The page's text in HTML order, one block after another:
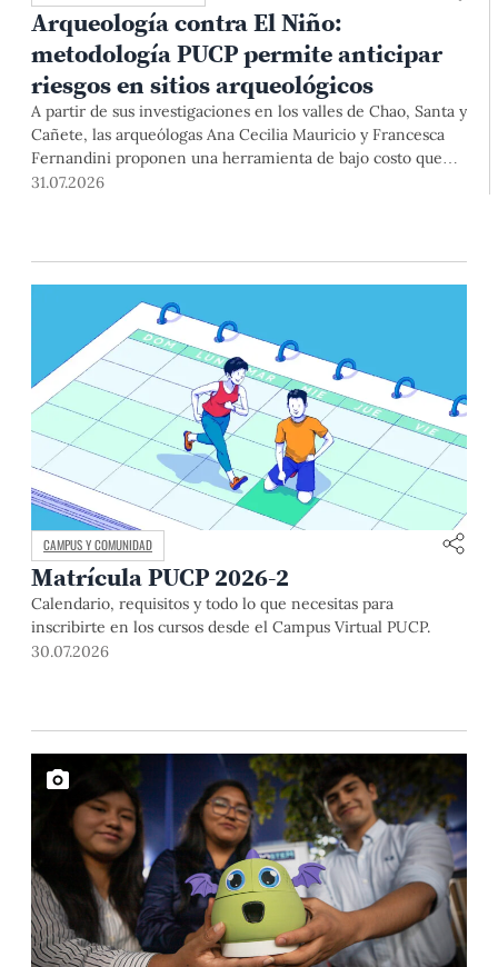
Arqueología contra El Niño:
metodología PUCP permite anticipar
riesgos en sitios arqueológicos
A partir de sus investigaciones en los valles de Chao, Santa y
Cañete, las arqueólogas Ana Cecilia Mauricio y Francesca
Fernandini proponen una herramienta de bajo costo que
combina datos abiertos, mapas, sistemas de información
31.07.2026
CAMPUS Y COMUNIDAD
Matrícula PUCP 2026-2
Calendario, requisitos y todo lo que necesitas para
inscribirte en los cursos desde el Campus Virtual PUCP.
30.07.2026